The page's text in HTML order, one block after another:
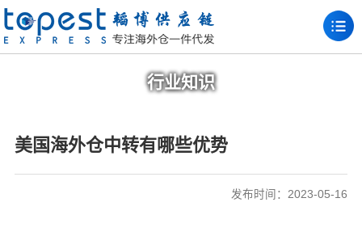
行业知识
美国海外仓中转有哪些优势
发布时间：2023-05-16